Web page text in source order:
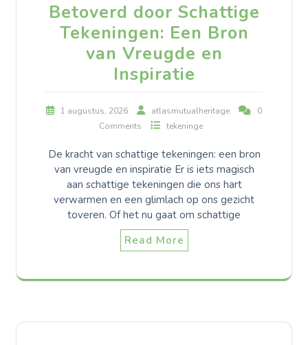
Betoverd door Schattige
Tekeningen: Een Bron
van Vreugde en
Inspiratie
1 augustus, 2026 atlasmutualheritage
0
Comments
tekeninge
De kracht van schattige tekeningen: een bron
van vreugde en inspiratie Er is iets magisch
aan schattige tekeningen die ons hart
verwarmen en een glimlach op ons gezicht
toveren. Of het nu gaat om schattige
Read More